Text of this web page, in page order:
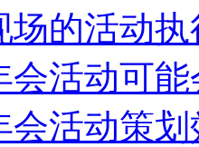
场的活动
会活动可
会活动策